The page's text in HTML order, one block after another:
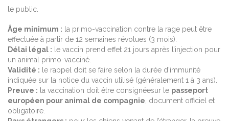
le public.
Âge minimum : la primo-vaccination contre la rage peut être
effectuée à partir de 12 semaines révolues (3 mois).
Délai légal : le vaccin prend effet 21 jours après l’injection pour
un animal primo-vacciné.
Validité : le rappel doit se faire selon la durée d’immunité
indiquée sur la notice du vaccin utilisé (généralement 1 à 3 ans).
Preuve : la vaccination doit être consignéesur le passeport
européen pour animal de compagnie , document officiel et
obligatoire.